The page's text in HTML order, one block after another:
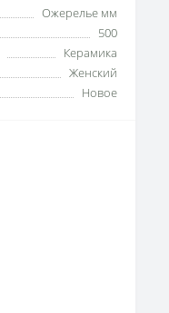
Ожерелье мм
500
Керамика
Женский
Новое